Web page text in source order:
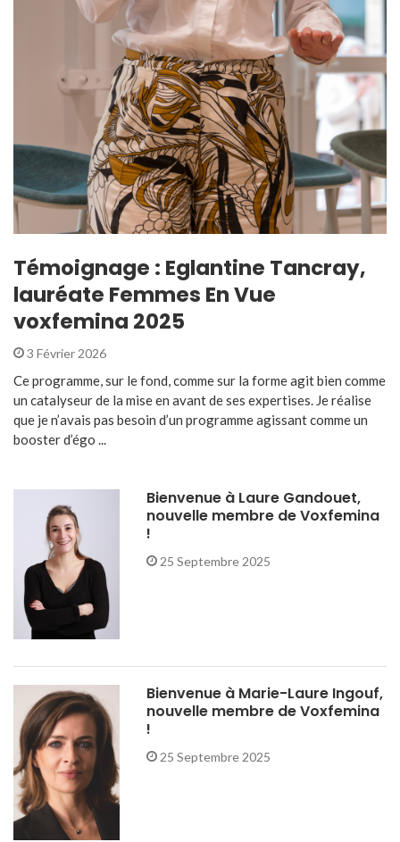
Témoignage : Eglantine Tancray,
lauréate Femmes En Vue
voxfemina 2025
3 Février 2026
Ce programme, sur le fond, comme sur la forme agit bien comme
un catalyseur de la mise en avant de ses expertises. Je réalise
que je n’avais pas besoin d’un programme agissant comme un
booster d’égo ...
Bienvenue à Laure Gandouet,
nouvelle membre de Voxfemina
!
25 Septembre 2025
Bienvenue à Marie-Laure Ingouf,
nouvelle membre de Voxfemina
!
25 Septembre 2025